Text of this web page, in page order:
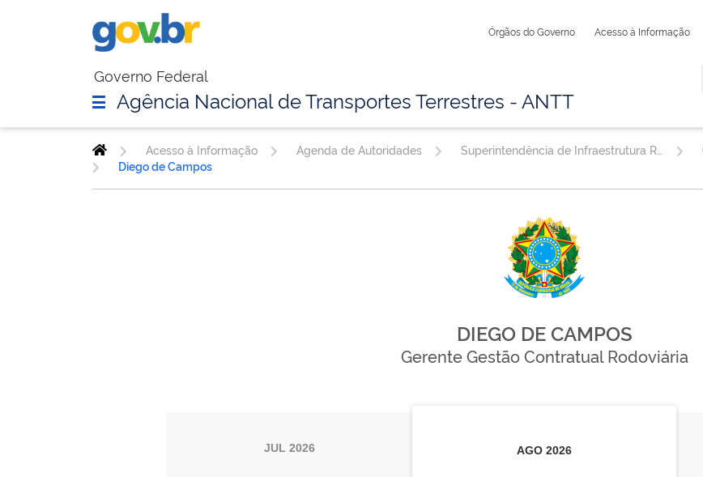
Órgãos do Governo Acesso à Informação
Governo Federal
Agência Nacional de Transportes Terrestres - ANTT
Acesso à Informação Agenda de Autoridades Superintendência de Infraestrutura Rodoviária
Diego de Campos
DIEGO DE CAMPOS
Gerente Gestão Contratual Rodoviária
JUL 2026 AGO 2026